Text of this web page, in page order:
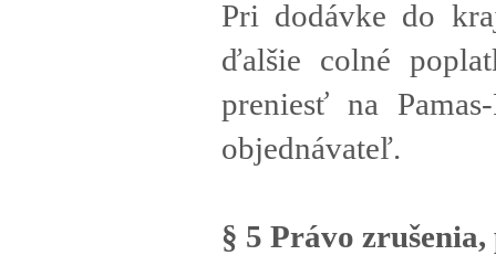
Pri dodávke do
ďalšie colné
preniesť na
objednávateľ.
§ 5 Právo